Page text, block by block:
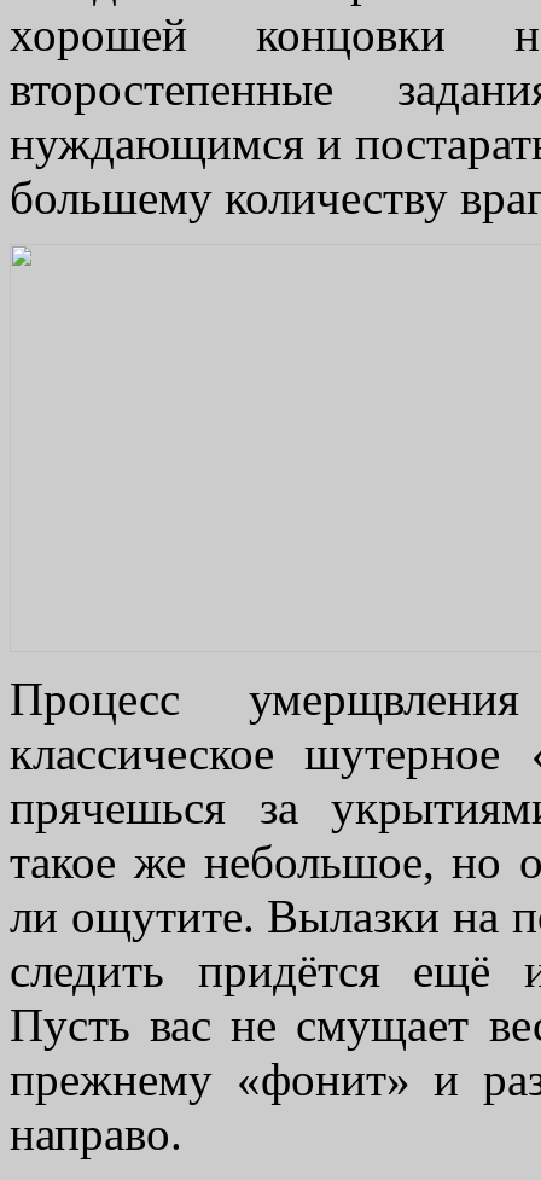
хорошей концовки
второстепенные
нуждающимся и
большему количеству
Процесс
классическое
прячешься за
такое же небольшое, но
ли ощутите. Вылазки на
следить придётся ещё
Пусть вас не смущает
прежнему «фонит» и
направо.